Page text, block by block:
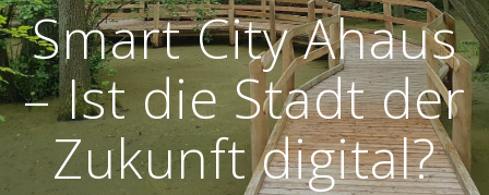
Smart City Ahaus
– Ist die Stadt der
Zukunft digital?